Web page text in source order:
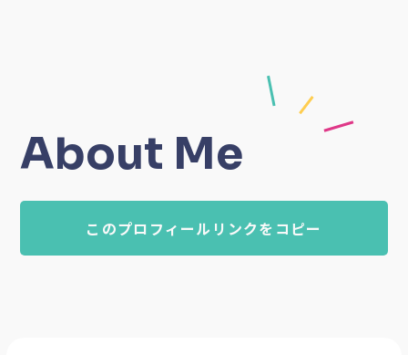
About Me
このプロフィールリンクをコピー